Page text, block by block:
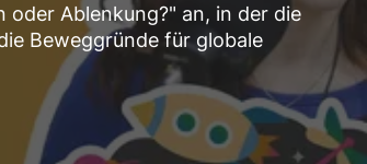
oder Ablenkung?" an, in der die
Beweggründe für globale